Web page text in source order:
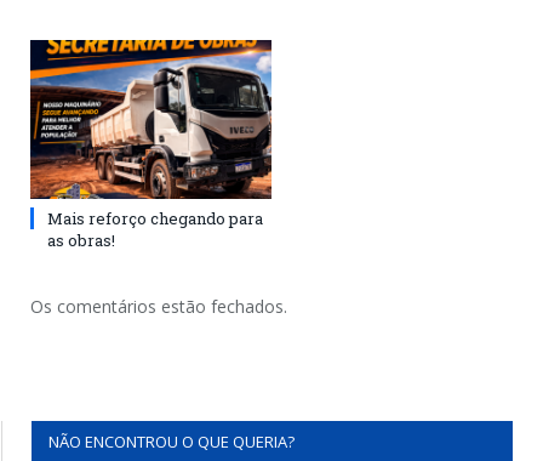
Mais reforço chegando para
as obras!
Os comentários estão fechados.
NÃO ENCONTROU O QUE QUERIA?